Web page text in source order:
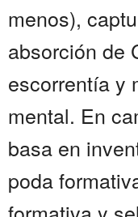
menos),
absorción de
escorrentía y
mental. En
basa en
poda